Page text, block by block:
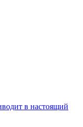
в настоящий